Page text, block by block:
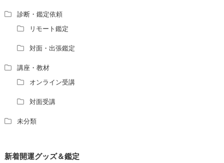
診断・鑑定依頼
リモート鑑定
対面・出張鑑定
講座・教材
オンライン受講
対面受講
未分類
新着開運グッズ＆鑑定